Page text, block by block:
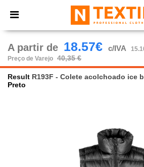
× App Ntextil
Melhores preços na app!
A partir de 18.57€ c/IVA
Preço de Varejo 40,35 €
Result R193F - Colete acolchoado ice
Preto